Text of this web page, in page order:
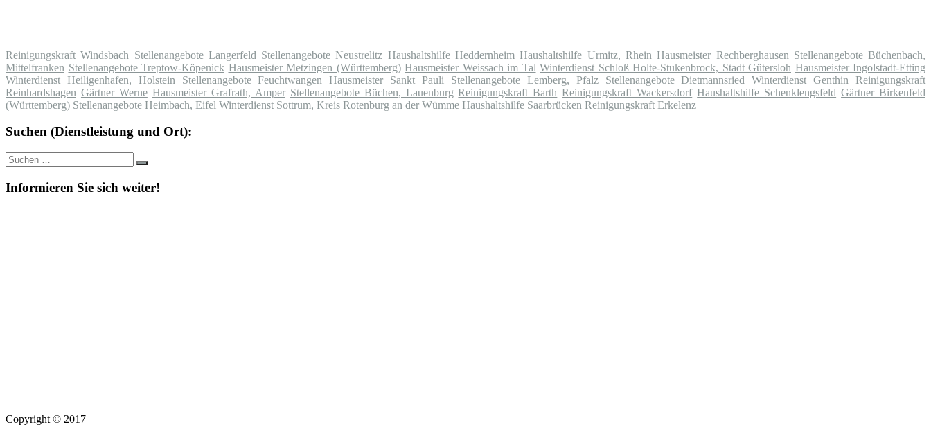
Reinigungskraft Windsbach Stellenangebote Langerfeld Stellenangebote Neustrelitz Haushaltshilfe Heddernheim Haushaltshilfe Urmitz, Rhein Hausmeister Rechberghausen Stellenangebote Büchenbach,
Mittelfranken Stellenangebote Treptow-Köpenick Hausmeister Metzingen (Württemberg) Hausmeister Weissach im Tal Winterdienst Schloß Holte-Stukenbrock, Stadt Gütersloh Hausmeister Ingolstadt-Etting
Winterdienst Heiligenhafen, Holstein
Stellenangebote Feuchtwangen Hausmeister Sankt Pauli Stellenangebote Lemberg, Pfalz Stellenangebote Dietmannsried Winterdienst Genthin
Reinigungskraft
Reinhardshagen Gärtner Werne Hausmeister Grafrath, Amper Stellenangebote Büchen, Lauenburg Reinigungskraft Barth Reinigungskraft Wackersdorf Haushaltshilfe Schenklengsfeld Gärtner Birkenfeld
(Württemberg) Stellenangebote Heimbach, Eifel Winterdienst Sottrum, Kreis Rotenburg an der Wümme Haushaltshilfe Saarbrücken Reinigungskraft Erkelenz
Suchen (Dienstleistung und Ort):
Suche
nach:
Suchen
Informieren Sie sich weiter!
Copyright © 2017